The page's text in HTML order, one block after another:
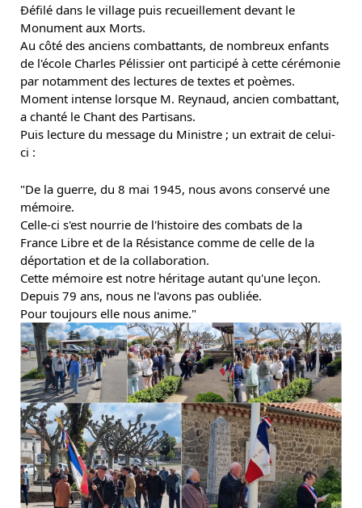
Ðéfilé dans le village puis recueillement devant le
Monument aux Morts.
Au côté des anciens combattants, de nombreux enfants
de l'école Charles Pélissier ont participé à cette cérémonie
par notamment des lectures de textes et poèmes.
Moment intense lorsque M. Reynaud, ancien combattant,
a chanté le Chant des Partisans.
Puis lecture du message du Ministre ; un extrait de celui-
ci :
"De la guerre, du 8 mai 1945, nous avons conservé une
mémoire.
Celle-ci s'est nourrie de l'histoire des combats de la
France Libre et de la Résistance comme de celle de la
déportation et de la collaboration.
Cette mémoire est notre héritage autant qu'une leçon.
Depuis 79 ans, nous ne l'avons pas oubliée.
Pour toujours elle nous anime."